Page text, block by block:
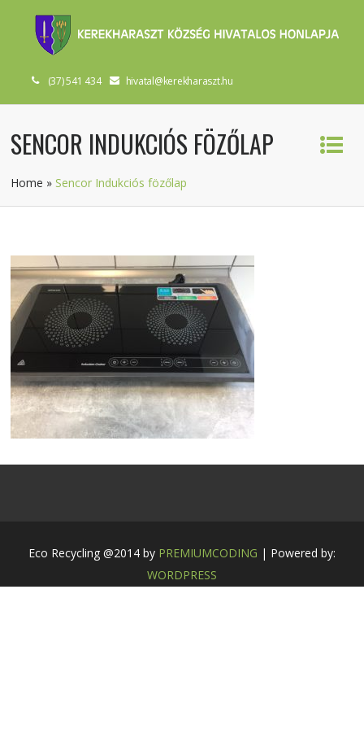
(37) 541 434 hivatal@kerekharaszt.hu
SENCOR INDUKCIÓS FÖZŐLAP
Home » Sencor Indukciós fözőlap
Eco Recycling @2014 by PREMIUMCODING | Powered by:
WORDPRESS